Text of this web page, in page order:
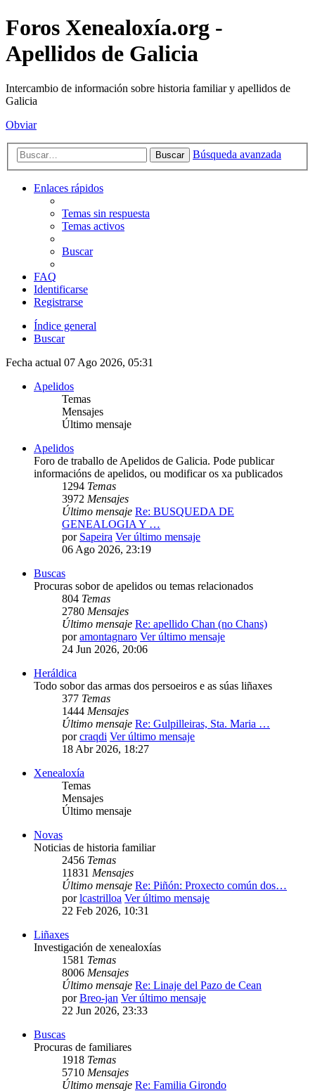
Foros Xenealoxía.org -
Apellidos de Galicia
Intercambio de información sobre historia familiar y apellidos de
Galicia
Obviar
Buscar Búsqueda avanzada
Enlaces rápidos
Temas sin respuesta
Temas activos
Buscar
FAQ
Identificarse
Registrarse
Índice general
Buscar
Fecha actual 07 Ago 2026, 05:31
Apelidos
Temas
Mensajes
Último mensaje
Apelidos
Foro de traballo de Apelidos de Galicia. Pode publicar
informacións de apelidos, ou modificar os xa publicados
1294 Temas
3972 Mensajes
Último mensaje Re: BUSQUEDA DE
GENEALOGIA Y …
por Sapeira Ver último mensaje
06 Ago 2026, 23:19
Buscas
Procuras sobor de apelidos ou temas relacionados
804 Temas
2780 Mensajes
Último mensaje Re: apellido Chan (no Chans)
poramontagnaro Ver último mensaje
24 Jun 2026, 20:06
Heráldica
Todo sobor das armas dos persoeiros e as súas liñaxes
377 Temas
1444 Mensajes
Último mensaje Re: Gulpilleiras, Sta. Maria …
porcraqdi Ver último mensaje
18 Abr 2026, 18:27
Xenealoxía
Temas
Mensajes
Último mensaje
Novas
Noticias de historia familiar
2456 Temas
11831 Mensajes
Último mensaje Re: Piñón: Proxecto común dos…
porlcastrilloa Ver último mensaje
22 Feb 2026, 10:31
Liñaxes
Investigación de xenealoxías
1581 Temas
8006 Mensajes
Último mensaje Re: Linaje del Pazo de Cean
porBreo-jan Ver último mensaje
22 Jun 2026, 23:33
Buscas
Procuras de familiares
1918 Temas
5710 Mensajes
Último mensaje Re: Familia Girondo